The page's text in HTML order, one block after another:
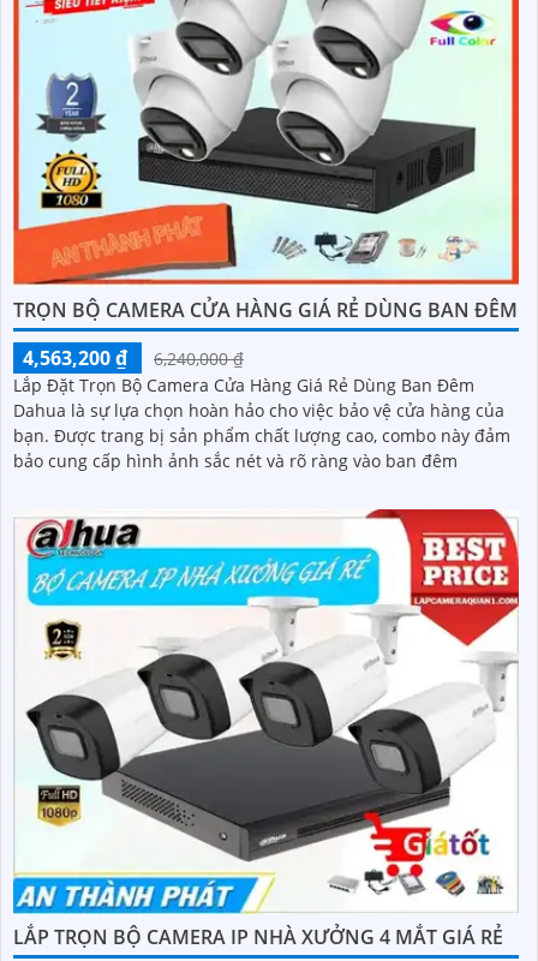
TRỌN BỘ CAMERA CỬA HÀNG GIÁ RẺ DÙNG BAN ĐÊM
4,563,200 ₫
6,240,000 ₫
Lắp Đặt Trọn Bộ Camera Cửa Hàng Giá Rẻ Dùng Ban Đêm
Dahua là sự lựa chọn hoàn hảo cho việc bảo vệ cửa hàng của
bạn. Được trang bị sản phẩm chất lượng cao, combo này đảm
bảo cung cấp hình ảnh sắc nét và rõ ràng vào ban đêm
LẮP TRỌN BỘ CAMERA IP NHÀ XƯỞNG 4 MẮT GIÁ RẺ